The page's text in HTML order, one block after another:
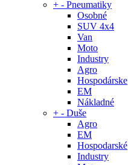
+ - Pneumatiky
Osobné
SUV 4x4
Van
Moto
Industry
Agro
Hospodárske
EM
Nákladné
+ - Duše
Agro
EM
Hospodarské
Industry